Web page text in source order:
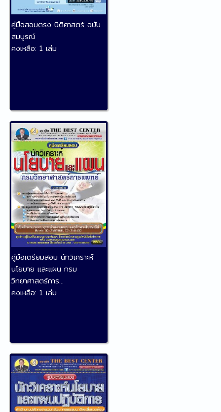
คู่มือสอบตรง นิติศาสตร์ ฉบับ
สมบูรณ์
คงเหลือ: 1 เล่ม
คู่มือเตรียมสอบ นักวิเคราะห์
นโยบาย และแผน กรม
วิทยาศาสตร์การ...
คงเหลือ: 1 เล่ม